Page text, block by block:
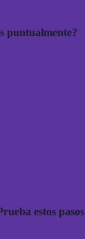
puntualmente?
estos pasos